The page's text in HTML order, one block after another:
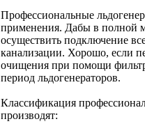
Профессиональные
применения. Дабы в полной
осуществить подключение
канализации. Хорошо, если
очищения при помощи
период льдогенераторов.
Классификация
производят: